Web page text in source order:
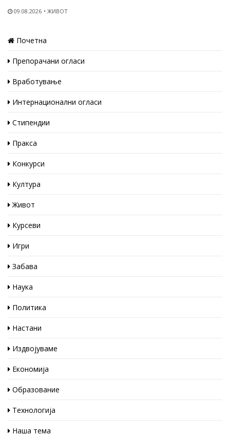
09.08.2026 ЖИВОТ
Почетна
Препорачани огласи
Вработување
Интернационални огласи
Стипендии
Пракса
Конкурси
Култура
Живот
Курсеви
Игри
Забава
Наука
Политика
Настани
Издвојуваме
Економија
Образование
Технологија
Наша тема